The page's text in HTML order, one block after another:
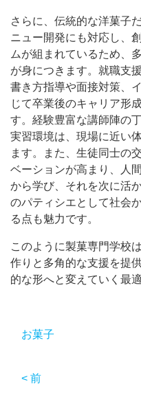
さらに、伝統的な洋菓子
ニュー開発にも対応し、
ムが組まれているため、
が身につきます。就職支
書き方指導や面接対策、
じて卒業後のキャリア形
す。経験豊富な講師陣の
実習環境は、現場に近い
ます。また、生徒同士の
ベーションが高まり、人
から学び、それを次に活
のパティシエとして社会
る点も魅力です。
このように製菓専門学校
作りと多角的な支援を提
的な形へと変えていく最
お菓子
< 前